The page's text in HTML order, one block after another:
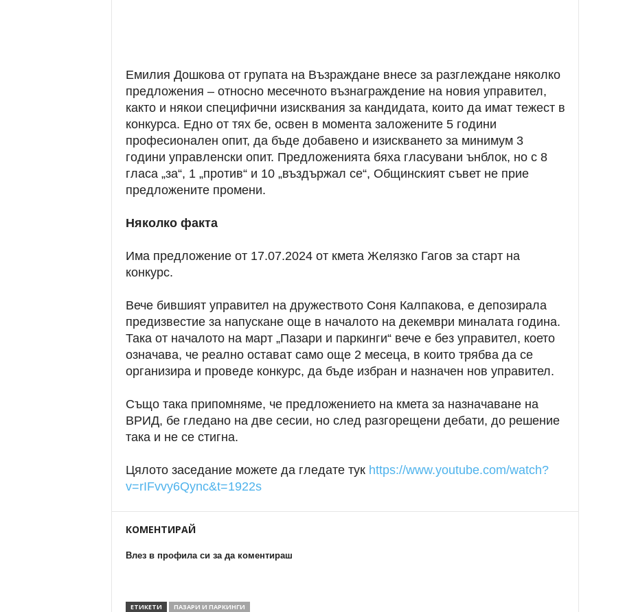
Емилия Дошкова от групата на Възраждане внесе за разглеждане няколко
предложения – относно месечното възнаграждение на новия управител,
както и някои специфични изисквания за кандидата, които да имат тежест в
конкурса. Едно от тях бе, освен в момента заложените 5 години
професионален опит, да бъде добавено и изискването за минимум 3
години управленски опит. Предложенията бяха гласувани ънблок, но с 8
гласа „за“, 1 „против“ и 10 „въздържал се“, Общинският съвет не прие
предложените промени.
Няколко факта
Има предложение от 17.07.2024 от кмета Желязко Гагов за старт на
конкурс.
Вече бившият управител на дружеството Соня Калпакова, е депозирала
предизвестие за напускане още в началото на декември миналата година.
Така от началото на март „Пазари и паркинги“ вече е без управител, което
означава, че реално остават само още 2 месеца, в които трябва да се
организира и проведе конкурс, да бъде избран и назначен нов управител.
Също така припомняме, че предложението на кмета за назначаване на
ВРИД, бе гледано на две сесии, но след разгорещени дебати, до решение
така и не се стигна.
Цялото заседание можете да гледате тук https://www.youtube.com/watch?
v=rIFvvy6Qync&t=1922s
КОМЕНТИРАЙ
Влез в профила си за да коментираш
ЕТИКЕТИ ПАЗАРИ И ПАРКИНГИ